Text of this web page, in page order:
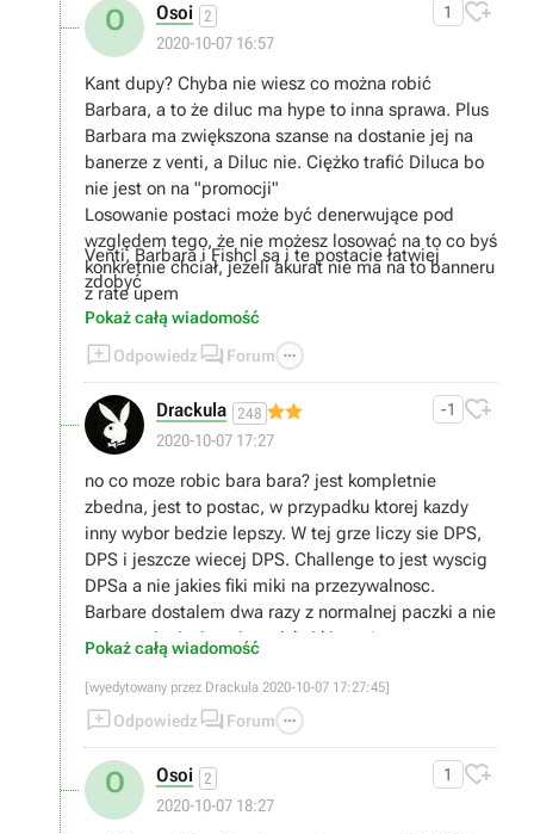
O Osoi 2
2020-10-07 16:57
1 
Kant dupy? Chyba nie wiesz co można robić
Barbara, a to że diluc ma hype to inna sprawa. Plus
Barbara ma zwiększona szanse na dostanie jej na
banerze z venti, a Diluc nie. Ciężko trafić Diluca bo
nie jest on na "promocji"
Losowanie postaci może być denerwujące pod
względem tego, że nie możesz losować na to co byś
konkretnie chciał, jeżeli akurat nie ma na to banneru
z rate upem
Venti, Barbara i Fishcl są i te postacie łatwiej
zdobyć
Pokaż całą wiadomość
Odpowiedz  Forum 
Drackula 248
2020-10-07 17:27
-1 
no co moze robic bara bara? jest kompletnie
zbedna, jest to postac, w przypadku ktorej kazdy
inny wybor bedzie lepszy. W tej grze liczy sie DPS,
DPS i jeszcze wiecej DPS. Challenge to jest wyscig
DPSa a nie jakies fiki miki na przezywalnosc.
Barbare dostalem dwa razy z normalnej paczki a nie
promocyjnej wiec nie wciskaj kitow ;)
Pokaż całą wiadomość
[wyedytowany przez Drackula 2020-10-07 17:27:45]
Odpowiedz  Forum 
O Osoi 2
2020-10-07 18:27
1 